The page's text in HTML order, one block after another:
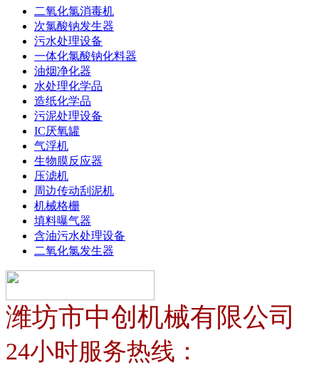
二氧化氯消毒机
次氯酸钠发生器
污水处理设备
一体化氯酸钠化料器
油烟净化器
水处理化学品
造纸化学品
污泥处理设备
IC厌氧罐
气浮机
生物膜反应器
压滤机
周边传动刮泥机
机械格栅
填料曝气器
含油污水处理设备
二氧化氯发生器
潍坊市中创机械有限公司
24小时服务热线：